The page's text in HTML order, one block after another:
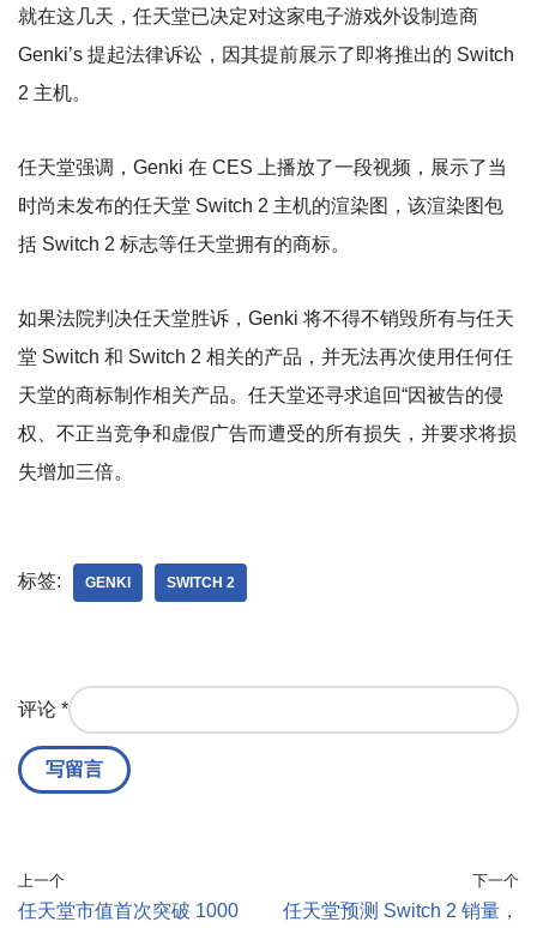
就在这几天，任天堂已决定对这家电子游戏外设制造商
Genki’s 提起法律诉讼，因其提前展示了即将推出的 Switch
2 主机。
任天堂强调，Genki 在 CES 上播放了一段视频，展示了当
时尚未发布的任天堂 Switch 2 主机的渲染图，该渲染图包
括 Switch 2 标志等任天堂拥有的商标。
如果法院判决任天堂胜诉，Genki 将不得不销毁所有与任天
堂 Switch 和 Switch 2 相关的产品，并无法再次使用任何任
天堂的商标制作相关产品。任天堂还寻求追回“因被告的侵
权、不正当竞争和虚假广告而遭受的所有损失，并要求将损
失增加三倍。
标签: GENKI SWITCH 2
评论 *
上一个
任天堂市值首次突破 1000
下一个
任天堂预测 Switch 2 销量，